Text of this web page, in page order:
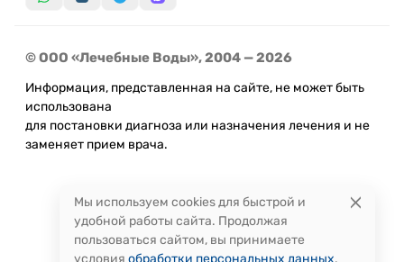
© ООО «Лечебные Воды», 2004 — 2026
Информация, представленная на сайте, не может быть
использована
для постановки диагноза или назначения лечения и не
заменяет прием врача.
Мы используем cookies для быстрой и
удобной работы сайта. Продолжая
пользоваться сайтом, вы принимаете
условия обработки персональных данных.